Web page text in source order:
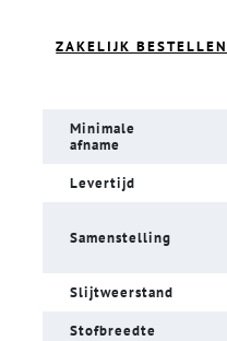
ZAKELIJK BESTELLEN
Minimale
afname
Levertijd
Samenstelling
Slijtweerstand
Stofbreedte